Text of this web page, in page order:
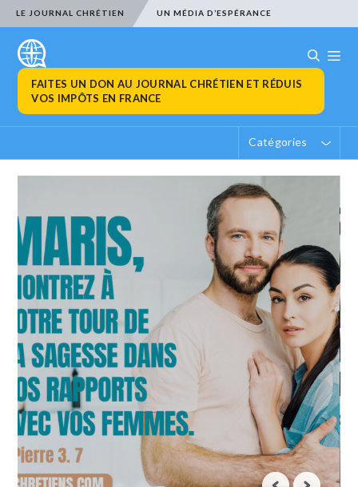
LE JOURNAL CHRÉTIEN UN MÉDIA D’ESPÉRANCE
FAITES UN DON AU JOURNAL CHRÉTIEN ET RÉDUIS
VOS IMPÔTS EN FRANCE
Catégories